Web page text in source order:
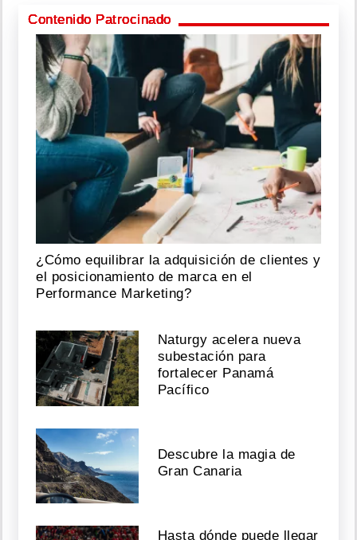
Contenido Patrocinado
¿Cómo equilibrar la adquisición de clientes y
el posicionamiento de marca en el
Performance Marketing?
Naturgy acelera nueva
subestación para
fortalecer Panamá
Pacífico
Descubre la magia de
Gran Canaria
Hasta dónde puede llegar